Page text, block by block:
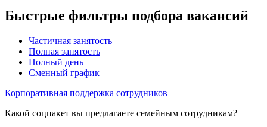
Быстрые фильтры подбора вакансий
Частичная занятость
Полная занятость
Полный день
Сменный график
Корпоративная поддержка сотрудников
Какой соцпакет вы предлагаете семейным сотрудникам?